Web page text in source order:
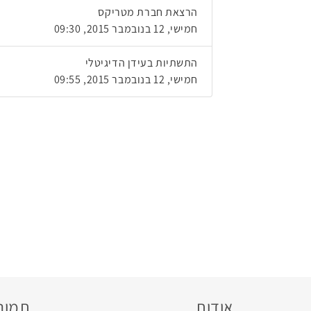
הרצאת חברת מטריקס
חמישי, 12 בנובמבר 2015, 09:30
התשתיות בעידן הדיגיטלי
חמישי, 12 בנובמבר 2015, 09:55